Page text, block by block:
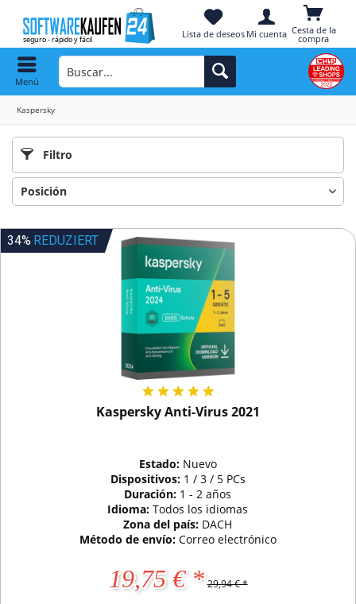
Cesta de la
compra
Lista de deseos Mi cuenta
Menú
Kaspersky
Filtro
34% REDUZIERT
Kaspersky Anti-Virus 2021
Estado: Nuevo
Dispositivos: 1 / 3 / 5 PCs
Duración: 1 - 2 años
Idioma:Todos los idiomas
Zona del país: DACH
Método de envío: Correo electrónico
19,75 € * 29,94 € *